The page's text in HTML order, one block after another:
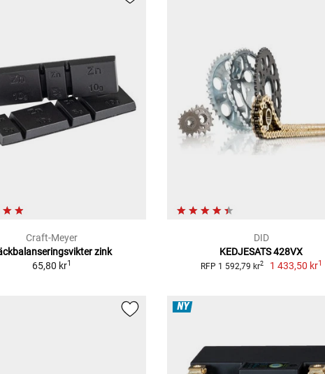
Craft-Meyer
zink
65,80 kr1
DID
KEDJESATS 428VX
RFP 1 592,79 kr2 1 433,50 kr1
NY